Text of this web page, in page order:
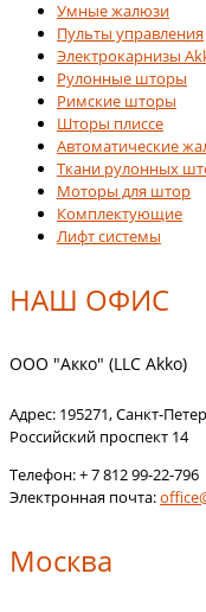
Умные жалюзи
Пульты управления
Электрокарнизы
Рулонные шторы
Римские шторы
Шторы плиссе
Автоматические
Ткани рулонных
Моторы для штор
Комплектующие
Лифт системы
НАШ ОФИС
ООО "Акко" (LLC Akko)
Адрес: 195271,Санкт-
Российский проспект 14
Телефон:+ 7 812 99-22-796
Электронная почта:
Москва